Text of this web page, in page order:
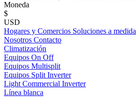
Moneda
$
USD
Hogares y Comercios Soluciones a medida
Nosotros Contacto
Climatización
Equipos On Off
Equipos Multisplit
Equipos Split Inverter
Light Commercial Inverter
Línea blanca